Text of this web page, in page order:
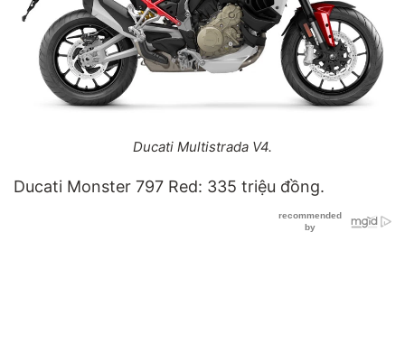
Ducati Multistrada V4.
Ducati Monster 797 Red: 335 triệu đồng.